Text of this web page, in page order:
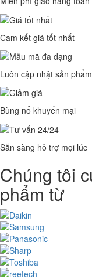
Cam kết giá tốt nhất
Luôn cập nhật sản
Bùng nổ khuyến mại
Sẵn sàng hỗ trợ mọi lúc
Chúng tôi
phẩm từ